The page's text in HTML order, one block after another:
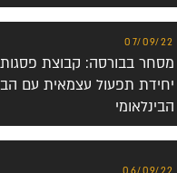
07/09/22
מסחר בבורסה: קבוצת
יחידת תפעול עצמאית עם
הבינלאומי